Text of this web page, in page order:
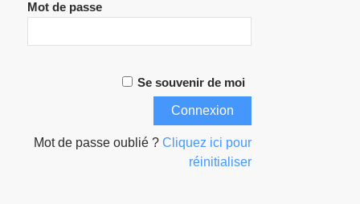
Mot de passe
Se souvenir de moi
Mot de passe oublié ?Cliquez ici pour
réinitialiser